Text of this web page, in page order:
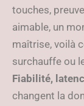
touches,
aimable, un
maîtrise, voilà
surchauffe ou
Fiabilité,
changent la